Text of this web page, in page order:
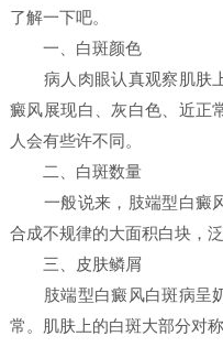
了解一下吧。
一、白斑颜色
病人肉眼认真观察肌肤上
癜风展现白、灰白色、近正
人会有些许不同。
二、白斑数量
一般说来，肢端型白癜风
合成不规律的大面积白块，
三、皮肤鳞屑
肢端型白癜风白斑病呈奶
常。肌肤上的白斑大部分对称